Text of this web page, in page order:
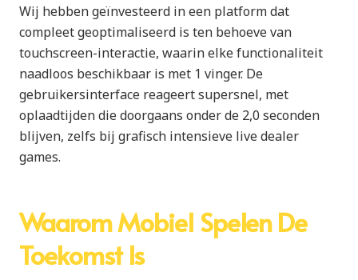
Wij hebben geïnvesteerd in een platform dat
compleet geoptimaliseerd is ten behoeve van
touchscreen-interactie, waarin elke functionaliteit
naadloos beschikbaar is met 1 vinger. De
gebruikersinterface reageert supersnel, met
oplaadtijden die doorgaans onder de 2,0 seconden
blijven, zelfs bij grafisch intensieve live dealer
games.
Waarom Mobiel Spelen De
Toekomst Is